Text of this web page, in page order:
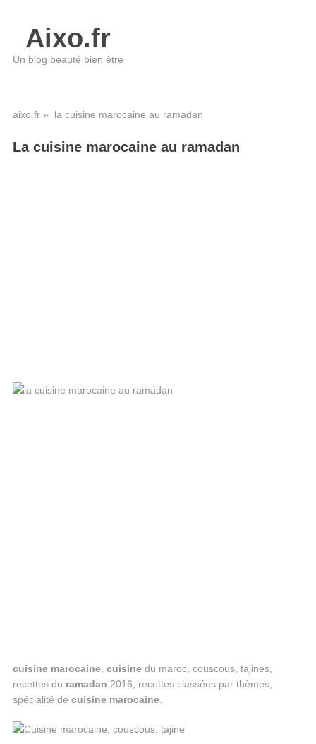
Aixo.fr
Un blog beauté bien être
aixo.fr» la cuisine marocaine au ramadan
La cuisine marocaine au ramadan
cuisine marocaine, cuisinedu maroc, couscous, tajines,
recettes du ramadan 2016, recettes classées par thèmes,
spécialité de cuisine marocaine.